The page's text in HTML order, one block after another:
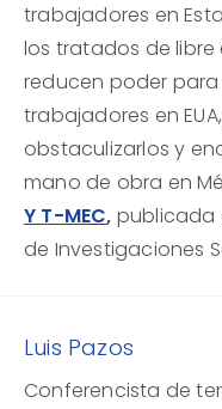
trabajadores en
los tratados de libre
reducen poder
trabajadores en
obstaculizarlos y
mano de obra en
Y T-MEC, publicada
de Investigaciones
Luis Pazos
Conferencista de